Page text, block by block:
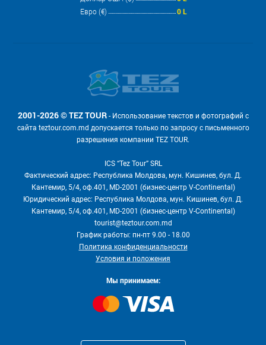
Евро (€)
0 L
2001-2026 © TEZ TOUR- Использование текстов и фотографий с
сайта teztour.com.md допускается только по запросу с письменного
разрешения компании TEZ TOUR.
ICS “Tez Tour” SRL
Фактический адрес: Республика Молдова, мун. Кишинев, бул. Д.
Кантемир, 5/4, оф.401, MD-2001 (бизнес-центр V-Continental)
Юридический адрес: Республика Молдова, мун. Кишинев, бул. Д.
Кантемир, 5/4, оф.401, MD-2001 (бизнес-центр V-Continental)
tourist@teztour.com.md
График работы: пн-пт 9.00 - 18.00
Политика конфиденциальности
Условия и положения
Мы принимаем: